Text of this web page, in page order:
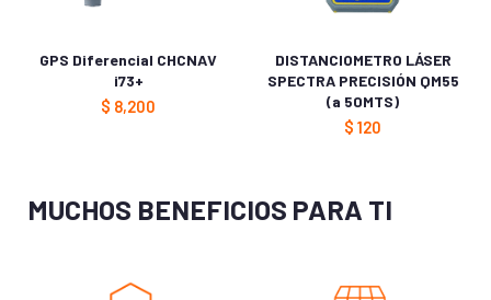
GPS Diferencial CHCNAV
i73+
$ 8,200
DISTANCIOMETRO LÁSER
SPECTRA PRECISIÓN QM55
(a 50MTS)
$ 120
MUCHOS BENEFICIOS PARA TI